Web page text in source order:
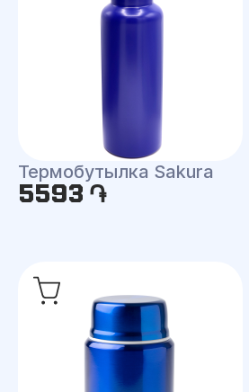
Термобутылка Sakura
5593 ֏